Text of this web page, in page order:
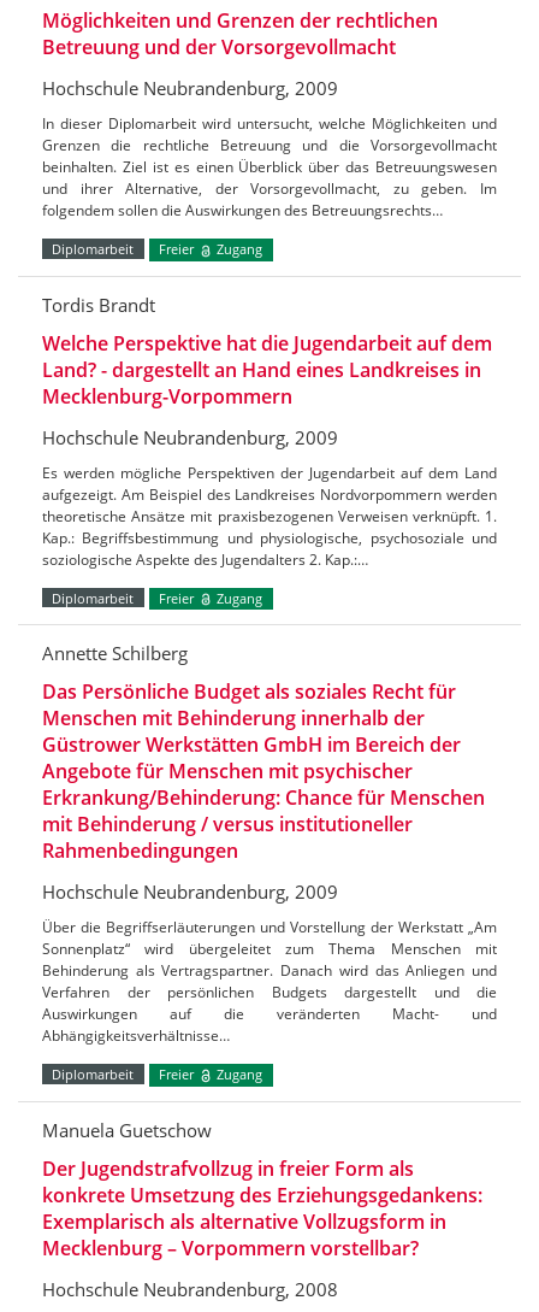
Möglichkeiten und Grenzen der rechtlichen
Betreuung und der Vorsorgevollmacht
Hochschule Neubrandenburg, 2009
In dieser Diplomarbeit wird untersucht, welche Möglichkeiten und
Grenzen die rechtliche Betreuung und die Vorsorgevollmacht
beinhalten. Ziel ist es einen Überblick über das Betreuungswesen
und ihrer Alternative, der Vorsorgevollmacht, zu geben. Im
folgendem sollen die Auswirkungen des Betreuungsrechts…
Diplomarbeit Freier Zugang
Tordis Brandt
Welche Perspektive hat die Jugendarbeit auf dem
Land? - dargestellt an Hand eines Landkreises in
Mecklenburg-Vorpommern
Hochschule Neubrandenburg, 2009
Es werden mögliche Perspektiven der Jugendarbeit auf dem Land
aufgezeigt. Am Beispiel des Landkreises Nordvorpommern werden
theoretische Ansätze mit praxisbezogenen Verweisen verknüpft. 1.
Kap.: Begriffsbestimmung und physiologische, psychosoziale und
soziologische Aspekte des Jugendalters 2. Kap.:…
Diplomarbeit Freier Zugang
Annette Schilberg
Das Persönliche Budget als soziales Recht für
Menschen mit Behinderung innerhalb der
Güstrower Werkstätten GmbH im Bereich der
Angebote für Menschen mit psychischer
Erkrankung/Behinderung: Chance für Menschen
mit Behinderung / versus institutioneller
Rahmenbedingungen
Hochschule Neubrandenburg, 2009
Über die Begriffserläuterungen und Vorstellung der Werkstatt „Am
Sonnenplatz“ wird übergeleitet zum Thema Menschen mit
Behinderung als Vertragspartner. Danach wird das Anliegen und
Verfahren der persönlichen Budgets dargestellt und die
Auswirkungen auf die veränderten Macht- und
Abhängigkeitsverhältnisse…
Diplomarbeit Freier Zugang
Manuela Guetschow
Der Jugendstrafvollzug in freier Form als
konkrete Umsetzung des Erziehungsgedankens:
Exemplarisch als alternative Vollzugsform in
Mecklenburg – Vorpommern vorstellbar?
Hochschule Neubrandenburg, 2008